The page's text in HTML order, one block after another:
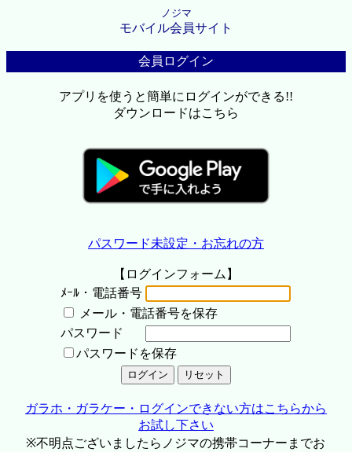
ノジマ
モバイル会員サイト
会員ログイン
アプリを使うと簡単にログインができる!!
ダウンロードはこちら
パスワード未設定・お忘れの方
【ログインフォーム】
ﾒｰﾙ・電話番号
メール・電話番号を保存
パスワード
パスワードを保存
ガラホ・ガラケー・ログインできない方はこちらから
お試し下さい
※不明点ございましたらノジマの携帯コーナーまでお